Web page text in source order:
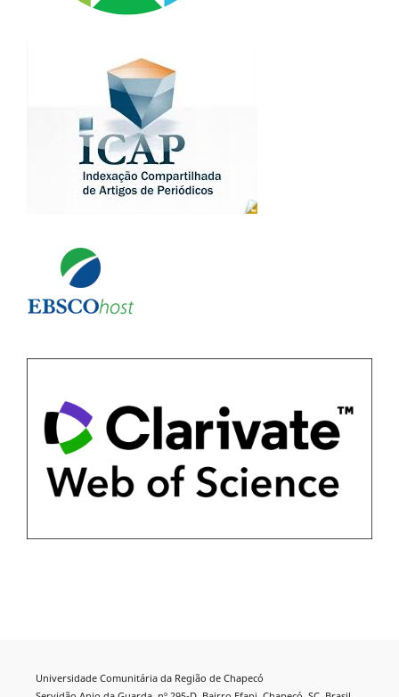
Universidade Comunitária da Região de Chapecó